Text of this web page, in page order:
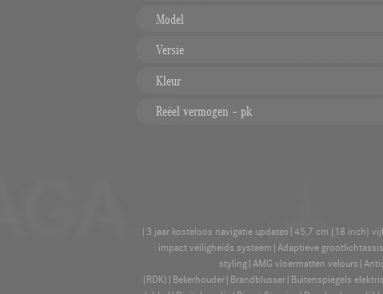
Model
Versie
Kleur
Reëel vermogen – pk
|3 jaar kosteloos navigatie updates|45,7 cm (18 inch)
impact veiligheids systeem|Adaptieve
styling|AMG vloermatten
(RDK)|Bekerhouder|Brandblusser|Buitenspiegels